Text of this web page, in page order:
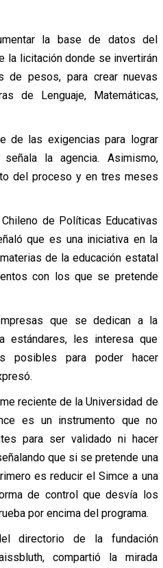
la base de datos del
la licitación donde se invertirán
de pesos, para crear nuevas
de Lenguaje, Matemáticas,
de las exigencias para lograr
señala la agencia. Asimismo,
del proceso y en tres meses
de Políticas Educativas
que es una iniciativa en la
de la educación estatal
con los que se pretende
que se dedican a la
estándares, les interesa que
posibles para poder hacer
reciente de la Universidad de
es un instrumento que no
para ser validado ni hacer
que si se pretende una
es reducir el Simce a una
de control que desvía los
por encima del programa.
directorio de la fundación
compartió la mirada